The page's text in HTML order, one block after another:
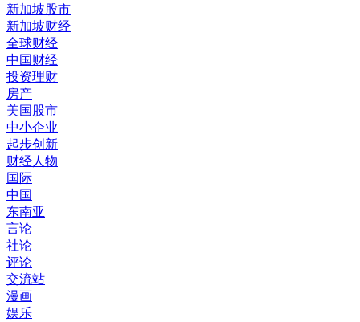
新加坡股市
新加坡财经
全球财经
中国财经
投资理财
房产
美国股市
中小企业
起步创新
财经人物
国际
中国
东南亚
言论
社论
评论
交流站
漫画
娱乐